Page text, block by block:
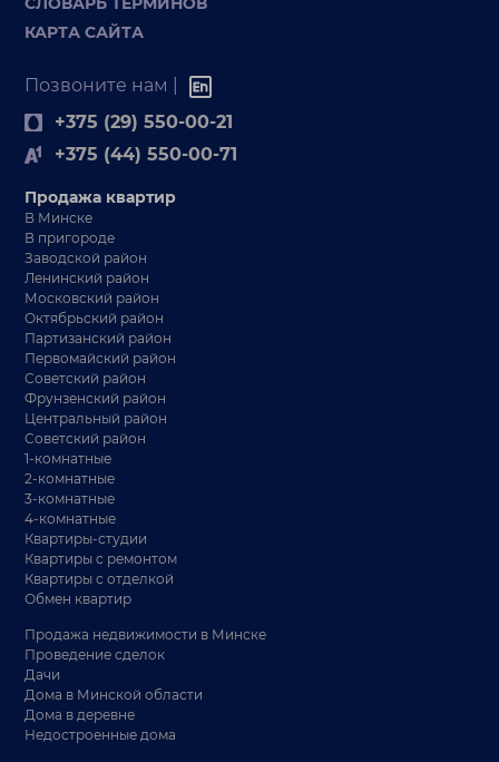
КАРТА САЙТА
Позвоните нам |
+375 (29) 550-00-21
+375 (44) 550-00-71
Продажа квартир
В Минске
В пригороде
Заводской район
Ленинский район
Московский район
Октябрьский район
Партизанский район
Первомайский район
Советский район
Фрунзенский район
Центральный район
Советский район
1-комнатные
2-комнатные
3-комнатные
4-комнатные
Квартиры-студии
Квартиры с ремонтом
Квартиры с отделкой
Обмен квартир
Продажа недвижимости в Минске
Проведение сделок
Дачи
Дома в Минской области
Дома в деревне
Недостроенные дома